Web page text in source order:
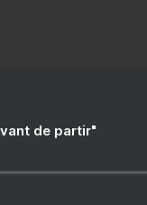
de partir"